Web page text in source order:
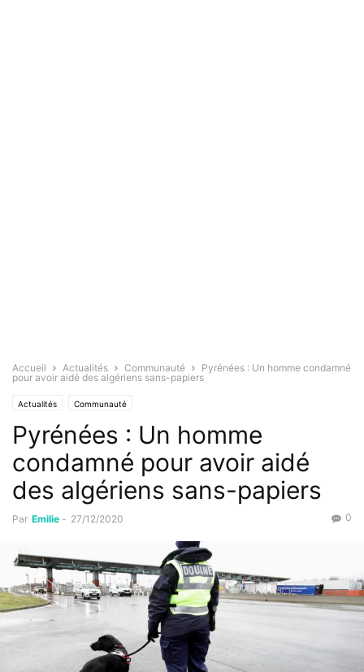
Accueil Actualités Communauté
Pyrénées : Un homme condamné
pour avoir aidé des algériens sans-papiers
Actualités Communauté
Pyrénées : Un homme
condamné pour avoir aidé
des algériens sans-papiers
Par Emilie - 27/12/2020 0